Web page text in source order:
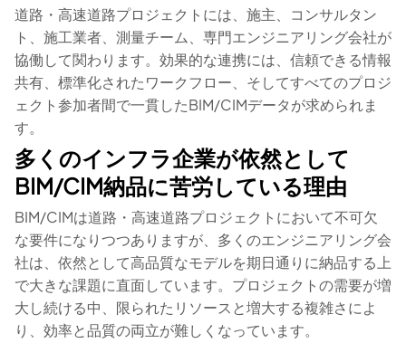
道路・高速道路プロジェクトには、施主、コンサルタン
ト、施工業者、測量チーム、専門エンジニアリング会社が
協働して関わります。効果的な連携には、信頼できる情報
共有、標準化されたワークフロー、そしてすべてのプロジ
ェクト参加者間で一貫したBIM/CIMデータが求められま
す。
多くのインフラ企業が依然として
BIM/CIM納品に苦労している理由
BIM/CIMは道路・高速道路プロジェクトにおいて不可欠
な要件になりつつありますが、多くのエンジニアリング会
社は、依然として高品質なモデルを期日通りに納品する上
で大きな課題に直面しています。プロジェクトの需要が増
大し続ける中、限られたリソースと増大する複雑さによ
り、効率と品質の両立が難しくなっています。